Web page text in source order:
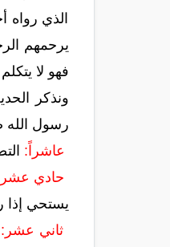
الذي رواه
يرحمهم
فهو لا
ونذكر
رسول الله
عاشراً:
حادي
يستحي إذا
ثاني عشر: